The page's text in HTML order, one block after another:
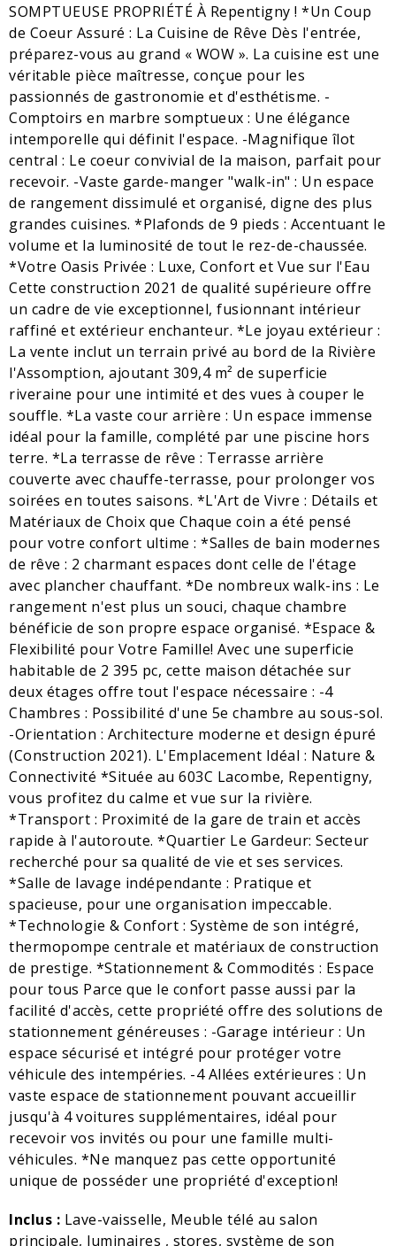
SOMPTUEUSE PROPRIÉTÉ À Repentigny ! *Un Coup
de Coeur Assuré : La Cuisine de Rêve Dès l'entrée,
préparez-vous au grand « WOW ». La cuisine est une
véritable pièce maîtresse, conçue pour les
passionnés de gastronomie et d'esthétisme. -
Comptoirs en marbre somptueux : Une élégance
intemporelle qui définit l'espace. -Magnifique îlot
central : Le coeur convivial de la maison, parfait pour
recevoir. -Vaste garde-manger "walk-in" : Un espace
de rangement dissimulé et organisé, digne des plus
grandes cuisines. *Plafonds de 9 pieds : Accentuant le
volume et la luminosité de tout le rez-de-chaussée.
*Votre Oasis Privée : Luxe, Confort et Vue sur l'Eau
Cette construction 2021 de qualité supérieure offre
un cadre de vie exceptionnel, fusionnant intérieur
raffiné et extérieur enchanteur. *Le joyau extérieur :
La vente inclut un terrain privé au bord de la Rivière
l'Assomption, ajoutant 309,4 m² de superficie
riveraine pour une intimité et des vues à couper le
souffle. *La vaste cour arrière : Un espace immense
idéal pour la famille, complété par une piscine hors
terre. *La terrasse de rêve : Terrasse arrière
couverte avec chauffe-terrasse, pour prolonger vos
soirées en toutes saisons. *L'Art de Vivre : Détails et
Matériaux de Choix que Chaque coin a été pensé
pour votre confort ultime : *Salles de bain modernes
de rêve : 2 charmant espaces dont celle de l'étage
avec plancher chauffant. *De nombreux walk-ins : Le
rangement n'est plus un souci, chaque chambre
bénéficie de son propre espace organisé. *Espace &
Flexibilité pour Votre Famille! Avec une superficie
habitable de 2 395 pc, cette maison détachée sur
deux étages offre tout l'espace nécessaire : -4
Chambres : Possibilité d'une 5e chambre au sous-sol.
-Orientation : Architecture moderne et design épuré
(Construction 2021). L'Emplacement Idéal : Nature &
Connectivité *Située au 603C Lacombe, Repentigny,
vous profitez du calme et vue sur la rivière.
*Transport : Proximité de la gare de train et accès
rapide à l'autoroute. *Quartier Le Gardeur: Secteur
recherché pour sa qualité de vie et ses services.
*Salle de lavage indépendante : Pratique et
spacieuse, pour une organisation impeccable.
*Technologie & Confort : Système de son intégré,
thermopompe centrale et matériaux de construction
de prestige. *Stationnement & Commodités : Espace
pour tous Parce que le confort passe aussi par la
facilité d'accès, cette propriété offre des solutions de
stationnement généreuses : -Garage intérieur : Un
espace sécurisé et intégré pour protéger votre
véhicule des intempéries. -4 Allées extérieures : Un
vaste espace de stationnement pouvant accueillir
jusqu'à 4 voitures supplémentaires, idéal pour
recevoir vos invités ou pour une famille multi-
véhicules. *Ne manquez pas cette opportunité
unique de posséder une propriété d'exception!
Inclus : Lave-vaisselle, Meuble télé au salon
principale, luminaires , stores, système de son